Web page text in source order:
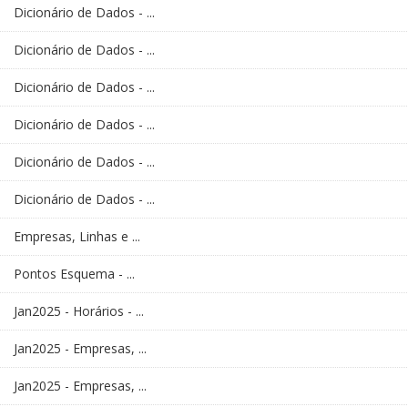
Dicionário de Dados - ...
Dicionário de Dados - ...
Dicionário de Dados - ...
Dicionário de Dados - ...
Dicionário de Dados - ...
Dicionário de Dados - ...
Empresas, Linhas e ...
Pontos Esquema - ...
Jan2025 - Horários - ...
Jan2025 - Empresas, ...
Jan2025 - Empresas, ...